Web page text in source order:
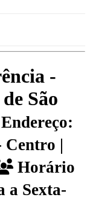
-
São
Endereço:
Centro |
Horário
a Sexta-